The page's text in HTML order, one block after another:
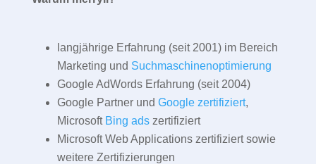
langjährige Erfahrung (seit 2001) im Bereich
Marketing und Suchmaschinenoptimierung
Google AdWords Erfahrung (seit 2004)
Google Partner und Google zertifiziert,
Microsoft Bing adszertifiziert
Microsoft Web Applications zertifiziert sowie
weitere Zertifizierungen